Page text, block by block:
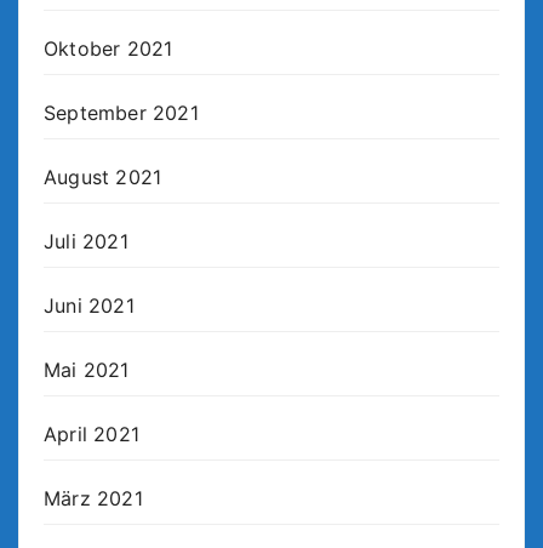
Oktober 2021
September 2021
August 2021
Juli 2021
Juni 2021
Mai 2021
April 2021
März 2021